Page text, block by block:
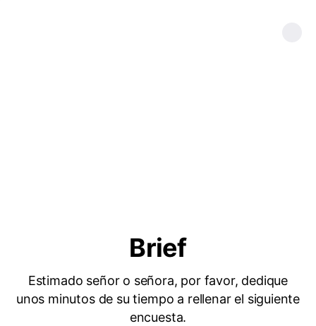
Brief
Estimado señor o señora, por favor, dedique
unos minutos de su tiempo a rellenar el siguiente
encuesta.